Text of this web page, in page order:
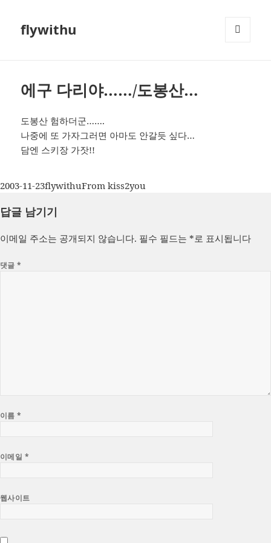
flywithu
에구 다리야……/도봉산…
도봉산 험하더군…….
나중에 또 가자그러면 아마도 안갈듯 싶다…
담엔 스키장 가잣!!
작
일
2003-11-23글
이
flywithu카
From kiss2you
답글 남기기
이메일 주소는 공개되지 않습니다. 필수 필드는 *로 표시됩니다
댓글*
이름*
이메일 *
웹사이트